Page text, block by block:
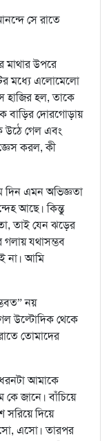
সে রাতে
মাথার উপরে
মধ্যে এলোমেলো
হাজির হল, তাকে
বাড়ির দোরগোড়ায়
উঠে গেল এবং
করল, কী
দিন এমন অভিজ্ঞতা
আছে। কিন্তু
তাই যেন ঝড়ের
যথাসম্ভব
না। আমি
নয়
উল্টোদিক থেকে
তোমাদের
ধরনটা আমাকে
জানে। বাঁচিয়ে
দিয়ে
এসো। তারপর